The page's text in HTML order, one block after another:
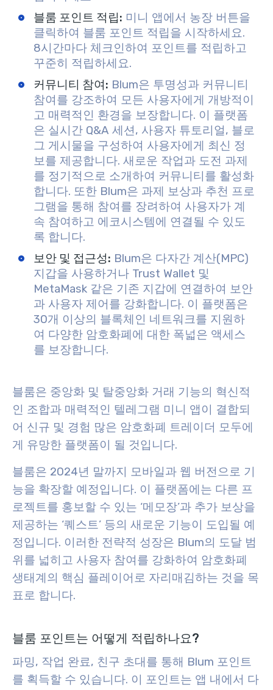
블룸 포인트 적립: 미니 앱에서 농장 버튼을
클릭하여 블룸 포인트 적립을 시작하세요.
8시간마다 체크인하여 포인트를 적립하고
꾸준히 적립하세요.
커뮤니티 참여: Blum은 투명성과 커뮤니티
참여를 강조하여 모든 사용자에게 개방적이
고 매력적인 환경을 보장합니다. 이 플랫폼
은 실시간 Q&A 세션, 사용자 튜토리얼, 블로
그 게시물을 구성하여 사용자에게 최신 정
보를 제공합니다. 새로운 작업과 도전 과제
를 정기적으로 소개하여 커뮤니티를 활성화
합니다. 또한 Blum은 과제 보상과 추천 프로
그램을 통해 참여를 장려하여 사용자가 계
속 참여하고 에코시스템에 연결될 수 있도
록 합니다.
보안 및 접근성: Blum은 다자간 계산(MPC)
지갑을 사용하거나 Trust Wallet 및
MetaMask 같은 기존 지갑에 연결하여 보안
과 사용자 제어를 강화합니다. 이 플랫폼은
30개 이상의 블록체인 네트워크를 지원하
여 다양한 암호화폐에 대한 폭넓은 액세스
를 보장합니다.
블룸은 중앙화 및 탈중앙화 거래 기능의 혁신적
인 조합과 매력적인 텔레그램 미니 앱이 결합되
어 신규 및 경험 많은 암호화폐 트레이더 모두에
게 유망한 플랫폼이 될 것입니다.
블룸은 2024년 말까지 모바일과 웹 버전으로 기
능을 확장할 예정입니다. 이 플랫폼에는 다른 프
로젝트를 홍보할 수 있는 ‘메모장’과 추가 보상을
제공하는 ‘퀘스트’ 등의 새로운 기능이 도입될 예
정입니다. 이러한 전략적 성장은 Blum의 도달 범
위를 넓히고 사용자 참여를 강화하여 암호화폐
생태계의 핵심 플레이어로 자리매김하는 것을 목
표로 합니다.
블룸 포인트는 어떻게 적립하나요?
파밍, 작업 완료, 친구 초대를 통해 Blum 포인트
를 획득할 수 있습니다. 이 포인트는 앱 내에서 다